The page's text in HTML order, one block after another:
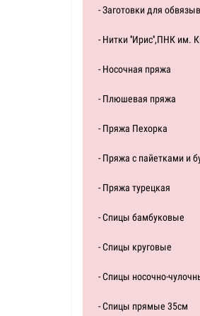
- Заготовки для
- Нитки ''Ирис'',ПНК им.
- Носочная пряжа
- Плюшевая пряжа
- Пряжа Пехорка
- Пряжа с пайетками и
- Пряжа турецкая
- Спицы бамбуковые
- Спицы круговые
- Спицы носочно-
- Спицы прямые 35см